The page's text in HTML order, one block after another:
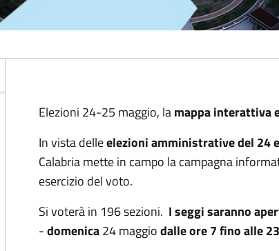
Elezioni 24-25 maggio, lamappa interattiva
In vista delleelezioni amministrative del 24
Calabria mette in campo la campagna
esercizio del voto.
Si voterà in 196 sezioni. I seggi saranno
-domenica24 maggiodalle ore 7 fino alle 23